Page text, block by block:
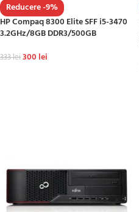
Reducere -9%
HP Compaq 8300 Elite SFF i5-3470
3.2GHz/8GB DDR3/500GB
333lei300 lei